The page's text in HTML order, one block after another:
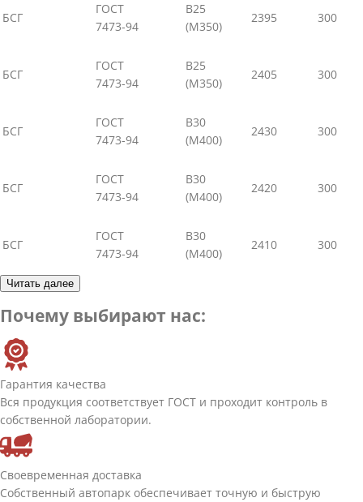
БСГ
ГОСТ
7473-94
В25
(М350)
2395 300
БСГ
ГОСТ
7473-94
В25
(М350)
2405 300
БСГ
ГОСТ
7473-94
В30
(М400)
2430 300
БСГ
ГОСТ
7473-94
В30
(М400)
2420 300
БСГ
ГОСТ
7473-94
В30
(М400)
2410 300
Читать далее
Почему выбирают нас:
Гарантия качества
Вся продукция соответствует ГОСТ и проходит контроль в
собственной лаборатории.
Своевременная доставка
Собственный автопарк обеспечивает точную и быструю